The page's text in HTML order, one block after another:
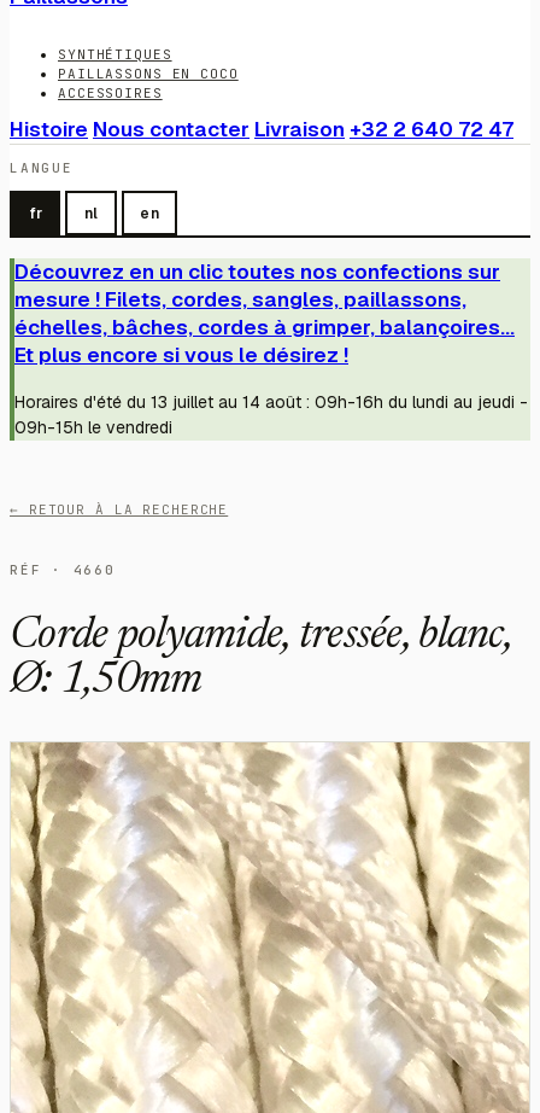
SYNTHÉTIQUES
PAILLASSONS EN COCO
ACCESSOIRES
Histoire Nous contacter Livraison +32 2 640 72 47
LANGUE
fr nl en
Découvrez en un clic toutes nos confections sur
mesure ! Filets, cordes, sangles, paillassons,
échelles, bâches, cordes à grimper, balançoires...
Et plus encore si vous le désirez !
Horaires d'été du 13 juillet au 14 août : 09h-16h du lundi au jeudi -
09h-15h le vendredi
← RETOUR À LA RECHERCHE
RÉF · 4660
Corde polyamide, tressée, blanc,
Ø: 1,50mm